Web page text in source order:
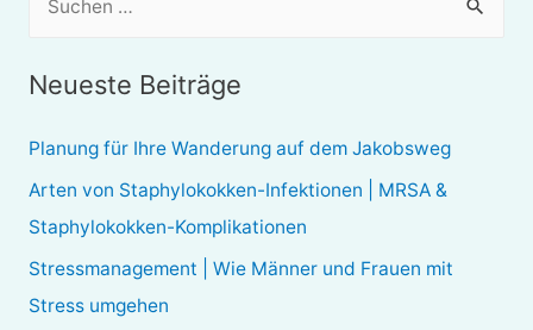
e
n
n
Neueste Beiträge
Planung für Ihre Wanderung auf dem Jakobsweg
Arten von Staphylokokken-Infektionen | MRSA &
Staphylokokken-Komplikationen
Stressmanagement | Wie Männer und Frauen mit
Stress umgehen